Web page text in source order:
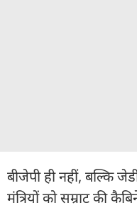
बीजेपी ही नहीं, बल्कि
मंत्रियों को सम्राट की